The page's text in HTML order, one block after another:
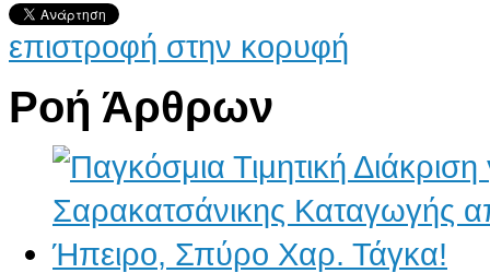
επιστροφή στην κορυφή
Ροή Άρθρων